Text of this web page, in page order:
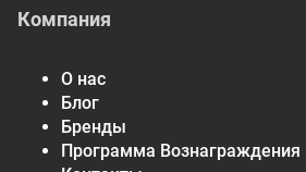
Компания
О нас
Блог
Бренды
Программа Вознаграждения